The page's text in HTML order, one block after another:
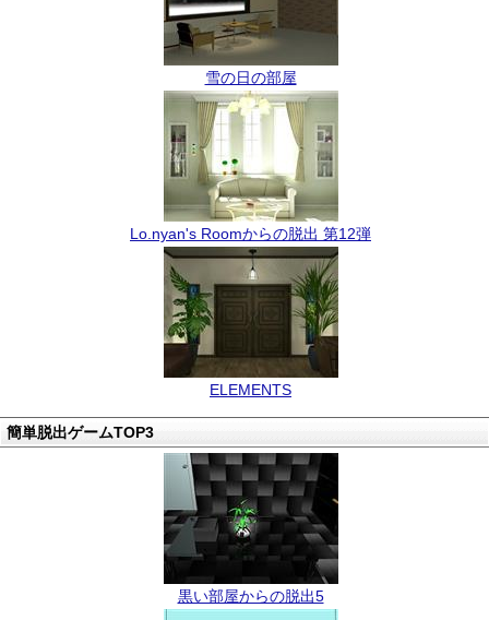
雪の日の部屋
Lo.nyan's Roomからの脱出 第12弾
ELEMENTS
簡単脱出ゲームTOP3
黒い部屋からの脱出5